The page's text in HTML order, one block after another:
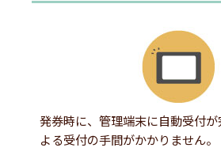
発券時に、管理端末に自動受付
よる受付の手間がかかりません。